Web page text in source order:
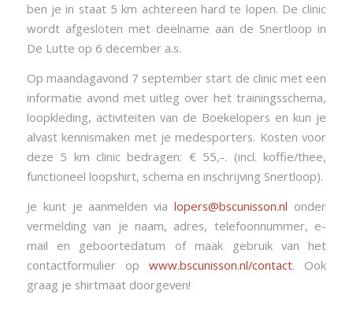
ben je in staat 5 km achtereen hard te lopen. De clinic
wordt afgesloten met deelname aan de Snertloop in
De Lutte op 6 december a.s.
Op maandagavond 7 september start de clinic met een
informatie avond met uitleg over het trainingsschema,
loopkleding, activiteiten van de Boekelopers en kun je
alvast kennismaken met je medesporters. Kosten voor
deze 5 km clinic bedragen: € 55,-. (incl. koffie/thee,
functioneel loopshirt, schema en inschrijving Snertloop).
Je kunt je aanmelden vialopers@bscunisson.nl onder
vermelding van je naam, adres, telefoonnummer, e-
mail en geboortedatum of maak gebruik van het
contactformulier opwww.bscunisson.nl/contact. Ook
graag je shirtmaat doorgeven!